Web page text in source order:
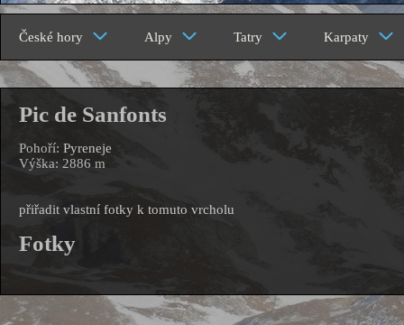
České hory Alpy Tatry Karpaty
Pic de Sanfonts
Pohoří: Pyreneje
Výška: 2886 m
přiřadit vlastní fotky k tomuto vrcholu
Fotky